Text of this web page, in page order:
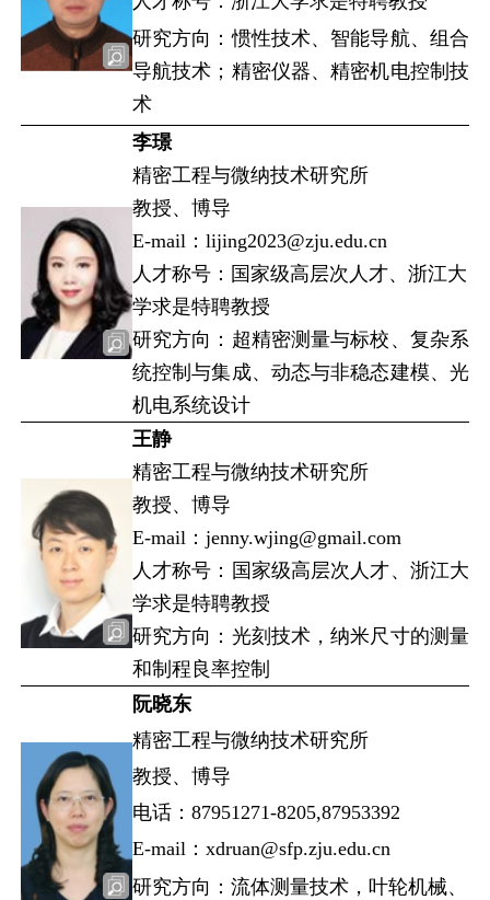
研究方向：惯性技术、智能导航、组合
导航技术；精密仪器、精密机电控制技
术
李璟
精密工程与微纳技术研究所
教授、博导
E-mail：lijing2023@zju.edu.cn
人才称号：国家级高层次人才、浙江大
学求是特聘教授
研究方向：超精密测量与标校、复杂系
统控制与集成、动态与非稳态建模、光
机电系统设计
王静
精密工程与微纳技术研究所
教授、博导
E-mail：jenny.wjing@gmail.com
人才称号：国家级高层次人才、浙江大
学求是特聘教授
研究方向：光刻技术，纳米尺寸的测量
和制程良率控制
阮晓东
精密工程与微纳技术研究所
教授、博导
电话：87951271-8205,87953392
E-mail：xdruan@sfp.zju.edu.cn
研究方向：流体测量技术，叶轮机械、